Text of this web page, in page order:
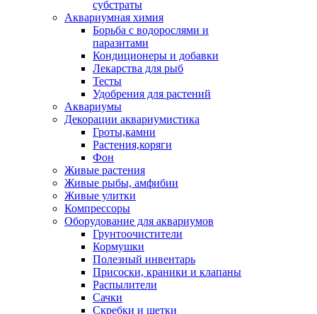
субстраты
Аквариумная химия
Борьба с водорослями и
паразитами
Кондиционеры и добавки
Лекарства для рыб
Тесты
Удобрения для растений
Аквариумы
Декорации аквариумистика
Гроты,камни
Растения,коряги
Фон
Живые растения
Живые рыбы, амфибии
Живые улитки
Компрессоры
Оборудование для аквариумов
Грунтоочистители
Кормушки
Полезный инвентарь
Присоски, краники и клапаны
Распылители
Сачки
Скребки и щетки